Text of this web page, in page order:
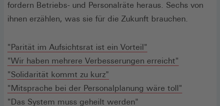
fordern Betriebs- und Personalräte heraus. Sechs von
ihnen erzählen, was sie für die Zukunft brauchen.
"Parität im Aufsichtsrat ist ein Vorteil"
"Wir haben mehrere Verbesserungen erreicht"
"Solidarität kommt zu kurz"
"Mitsprache bei der Personalplanung wäre toll"
"Das System muss geheilt werden"